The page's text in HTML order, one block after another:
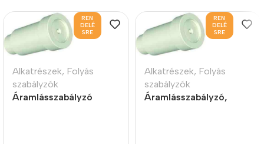
REN
DELÉ
SRE
Alkatrészek, Folyás
szabályzók
Áramlásszabályzó
REN
DELÉ
SRE
Alkatrészek, Folyás
szabályzók
Áramlásszabályzó,